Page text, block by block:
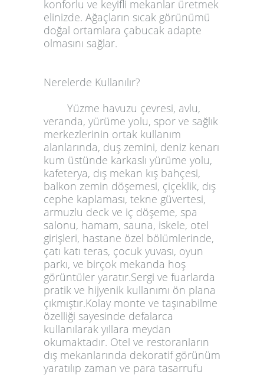
konforlu ve keyifli mekanlar üretmek
elinizde. Ağaçların sıcak görünümü
doğal ortamlara çabucak adapte
olmasını sağlar.
Nerelerde Kullanılır?
Yüzme havuzu çevresi, avlu,
veranda, yürüme yolu, spor ve sağlık
merkezlerinin ortak kullanım
alanlarında, duş zemini, deniz kenarı
kum üstünde karkaslı yürüme yolu,
kafeterya, dış mekan kış bahçesi,
balkon zemin döşemesi, çiçeklik, dış
cephe kaplaması, tekne güvertesi,
armuzlu deck ve iç döşeme, spa
salonu, hamam, sauna, iskele, otel
girişleri, hastane özel bölümlerinde,
çatı katı teras, çocuk yuvası, oyun
parkı, ve birçok mekanda hoş
görüntüler yaratır.Sergi ve fuarlarda
pratik ve hijyenik kullanımı ön plana
çıkmıştır.Kolay monte ve taşınabilme
özelliği sayesinde defalarca
kullanılarak yıllara meydan
okumaktadır. Otel ve restoranların
dış mekanlarında dekoratif görünüm
yaratılıp zaman ve para tasarrufu